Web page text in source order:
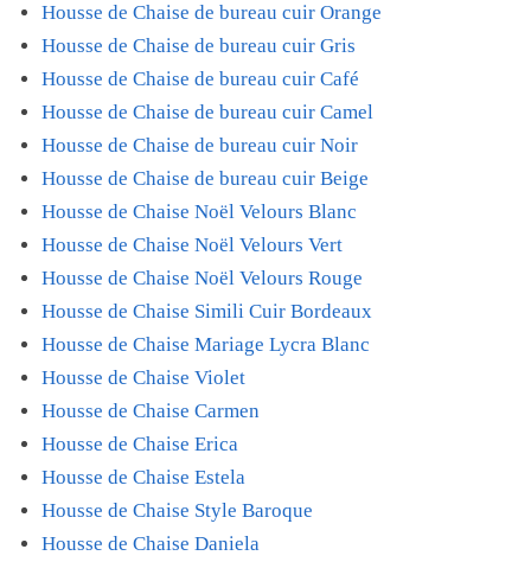
Housse de Chaise de bureau cuir Orange
Housse de Chaise de bureau cuir Gris
Housse de Chaise de bureau cuir Café
Housse de Chaise de bureau cuir Camel
Housse de Chaise de bureau cuir Noir
Housse de Chaise de bureau cuir Beige
Housse de Chaise Noël Velours Blanc
Housse de Chaise Noël Velours Vert
Housse de Chaise Noël Velours Rouge
Housse de Chaise Simili Cuir Bordeaux
Housse de Chaise Mariage Lycra Blanc
Housse de Chaise Violet
Housse de Chaise Carmen
Housse de Chaise Erica
Housse de Chaise Estela
Housse de Chaise Style Baroque
Housse de Chaise Daniela